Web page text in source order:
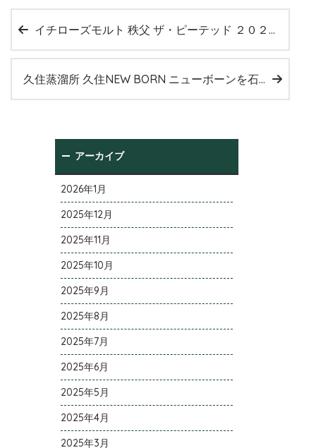
イチローズモルト 秩父 ザ・ピーテッド ２０２２を大阪府枚方市のお客様より店頭買取いたしました。
久住蒸溜所 久住NEW BORN ニューボーンを石川県石川市のお客様より宅配買取いたしました。
アーカイブ
2026年1月
2025年12月
2025年11月
2025年10月
2025年9月
2025年8月
2025年7月
2025年6月
2025年5月
2025年4月
2025年3月